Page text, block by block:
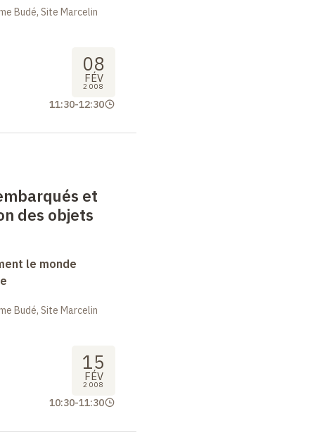
Budé, Site Marcelin
08
FÉV
2008
11:30-12:30
et
des objets
le monde
Budé, Site Marcelin
15
FÉV
2008
10:30-11:30